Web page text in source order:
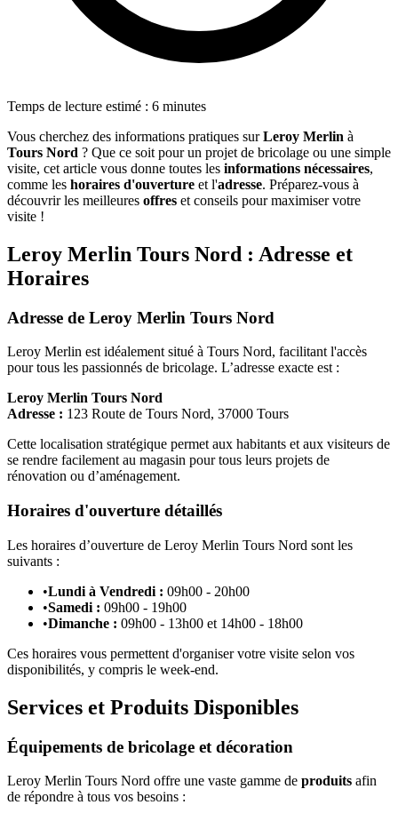
Temps de lecture estimé : 6 minutes
Vous cherchez des informations pratiques surLeroy Merlin à
Tours Nord ? Que ce soit pour un projet de bricolage ou une simple
visite, cet article vous donne toutes les informations nécessaires,
comme les horaires d'ouverture et l'adresse. Préparez-vous à
découvrir les meilleures offres et conseils pour maximiser votre
visite !
Leroy Merlin Tours Nord : Adresse et
Horaires
Adresse de Leroy Merlin Tours Nord
Leroy Merlin est idéalement situé à Tours Nord, facilitant l'accès
pour tous les passionnés de bricolage. L’adresse exacte est :
Leroy Merlin Tours Nord
Adresse : 123 Route de Tours Nord, 37000 Tours
Cette localisation stratégique permet aux habitants et aux visiteurs de
se rendre facilement au magasin pour tous leurs projets de
rénovation ou d’aménagement.
Horaires d'ouverture détaillés
Les horaires d’ouverture de Leroy Merlin Tours Nord sont les
suivants :
•Lundi à Vendredi : 09h00 - 20h00
•Samedi : 09h00 - 19h00
•Dimanche : 09h00 - 13h00 et 14h00 - 18h00
Ces horaires vous permettent d'organiser votre visite selon vos
disponibilités, y compris le week-end.
Services et Produits Disponibles
Équipements de bricolage et décoration
Leroy Merlin Tours Nord offre une vaste gamme de produits afin
de répondre à tous vos besoins :